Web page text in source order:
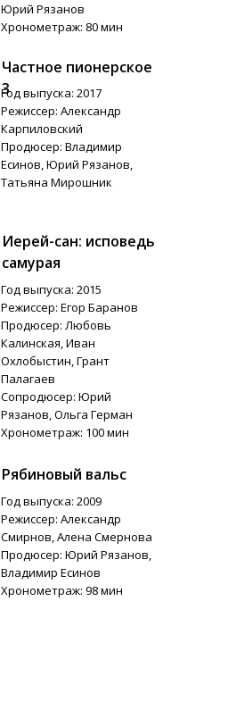
Частное пионерское
3
Год выпуска: 2017
Режиссер: Александр
Карпиловский
Продюсер: Владимир
Есинов, Юрий Рязанов,
Татьяна Мирошник
Юрий Рязанов
Хронометраж: 80 мин
Рябиновый вальс
Год выпуска: 2009
Режиссер: Александр
Смирнов, Алена Смернова
Продюсер: Юрий Рязанов,
Владимир Есинов
Хронометраж: 98 мин
Иерей-сан: исповедь
самурая
Год выпуска: 2015
Режиссер: Егор Баранов
Продюсер: Любовь
Калинская, Иван
Охлобыстин, Грант
Палагаев
Сопродюсер: Юрий
Рязанов, Ольга Герман
Хронометраж: 100 мин